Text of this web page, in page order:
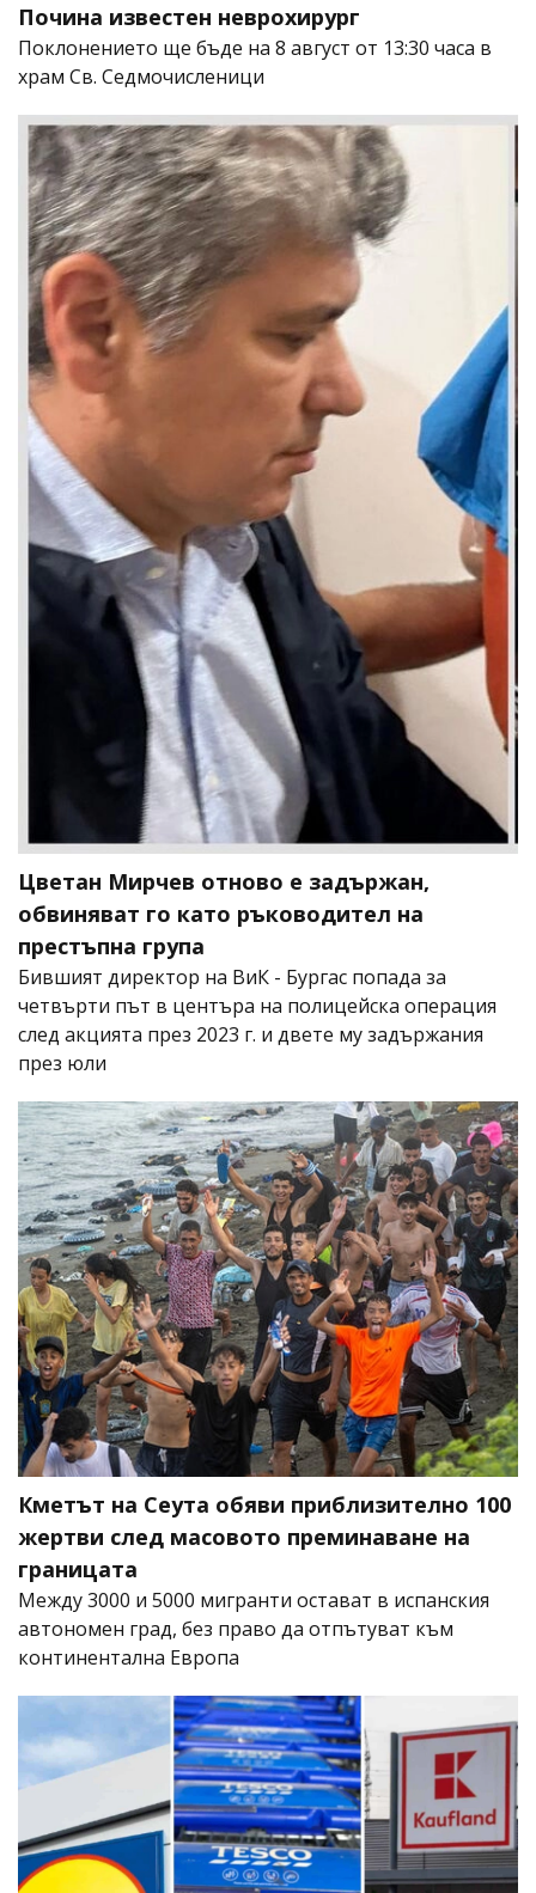
Почина известен неврохирург
Поклонението ще бъде на 8 август от 13:30 часа в
храм Св. Седмочисленици
Цветан Мирчев отново е задържан,
обвиняват го като ръководител на
престъпна група
Бившият директор на ВиК - Бургас попада за
четвърти път в центъра на полицейска операция
след акцията през 2023 г. и двете му задържания
през юли
Кметът на Сеута обяви приблизително 100
жертви след масовото преминаване на
границата
Между 3000 и 5000 мигранти остават в испанския
автономен град, без право да отпътуват към
континентална Европа